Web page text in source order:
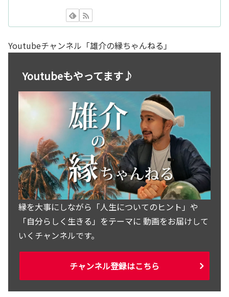
Youtubeチャンネル「雄介の縁ちゃんねる」
Youtubeもやってます♪
縁を大事にしながら「人生についてのヒント」や
「自分らしく生きる」をテーマに 動画をお届けして
いくチャンネルです。
チャンネル登録はこちら